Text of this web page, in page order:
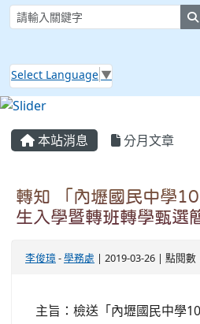
Select Language ▼
本站消息 分月文章
轉知 「內壢國民中學
生入學暨轉班轉學甄選
李俊璋-學務處 | 2019-03-26 | 點閱數
主旨：檢送「內壢國民中學